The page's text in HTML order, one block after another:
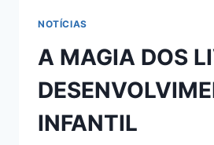
NOTÍCIAS
A MAGIA DOS
INFANTIL